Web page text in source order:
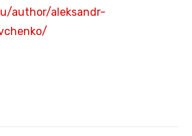
author/aleksandr-